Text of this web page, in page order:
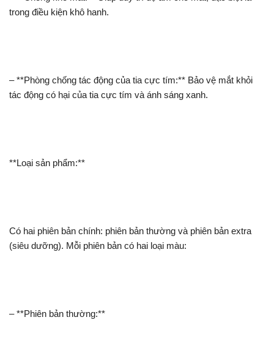
trong điều kiện khô hanh.
– **Phòng chống tác động của tia cực tím:** Bảo vệ mắt khỏi
tác động có hại của tia cực tím và ánh sáng xanh.
**Loại sản phẩm:**
Có hai phiên bản chính: phiên bản thường và phiên bản extra
(siêu dưỡng). Mỗi phiên bản có hai loại màu:
– **Phiên bản thường:**